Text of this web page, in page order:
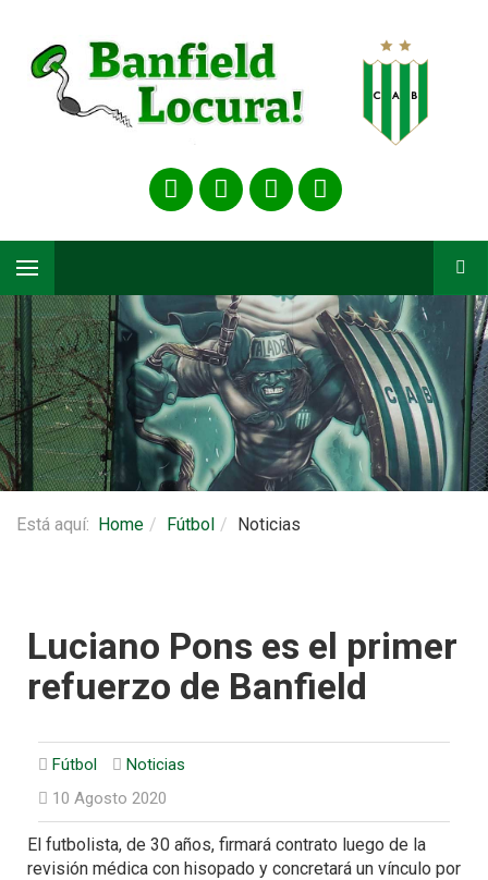
Está aquí: Home Fútbol Noticias
Luciano Pons es el primer
refuerzo de Banfield
Fútbol
Noticias
10 Agosto 2020
El futbolista, de 30 años, firmará contrato luego de la
revisión médica con hisopado y concretará un vínculo por